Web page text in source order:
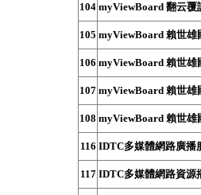
104 myViewBoard 翻云覆
105 myViewBoard 賴世雄
106 myViewBoard 賴世雄
107 myViewBoard 賴世雄
108 myViewBoard 賴世雄
116 IDTC多媒體網路廣播
117 IDTC多媒體網路資源